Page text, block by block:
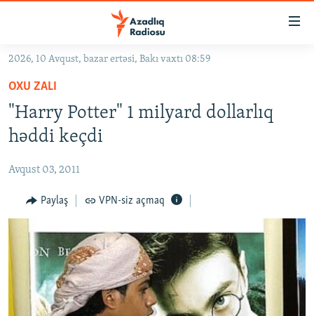
Əsas
qayıt
Əsas
naviqasiyaya
qayıt
#İZAHLA
KORRUPSIOMETR
FƏRQƏ BAX
QANUNI DOĞRU
MULTIMEDIA
VIDEO
FOTOQALEREYA
RADIO ARXIV
OXU ZALI
HAQQIMIZDA
2026, 10 Avqust, bazar ertəsi, Bakı vaxtı 08:59
OXU ZALI
"Harry Potter" 1 milyard dollarlıq
həddi keçdi
Avqust 03, 2011
Paylaş VPN-siz açmaq